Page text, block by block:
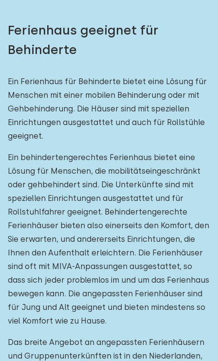
Ferienhaus geeignet für
Behinderte
Ein Ferienhaus für Behinderte bietet eine Lösung für
Menschen mit einer mobilen Behinderung oder mit
Gehbehinderung. Die Häuser sind mit speziellen
Einrichtungen ausgestattet und auch für Rollstühle
geeignet.
Ein behindertengerechtes Ferienhaus bietet eine
Lösung für Menschen, die mobilitätseingeschränkt
oder gehbehindert sind. Die Unterkünfte sind mit
speziellen Einrichtungen ausgestattet und für
Rollstuhlfahrer geeignet. Behindertengerechte
Ferienhäuser bieten also einerseits den Komfort, den
Sie erwarten, und andererseits Einrichtungen, die
Ihnen den Aufenthalt erleichtern. Die Ferienhäuser
sind oft mit MIVA-Anpassungen ausgestattet, so
dass sich jeder problemlos im und um das Ferienhaus
bewegen kann. Die angepassten Ferienhäuser sind
für Jung und Alt geeignet und bieten mindestens so
viel Komfort wie zu Hause.
Das breite Angebot an angepassten Ferienhäusern
und Gruppenunterkünften ist in den Niederlanden,